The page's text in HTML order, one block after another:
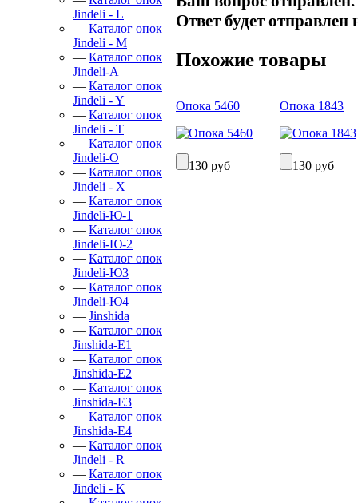
Jindeli - L
— Каталог опок
Jindeli - M
— Каталог опок
Jindeli-А
— Каталог опок
Jindeli - Y
— Каталог опок
Jindeli - Т
— Каталог опок
Jindeli-О
— Каталог опок
Jindeli - X
— Каталог опок
Jindeli-Ю-1
— Каталог опок
Jindeli-Ю-2
— Каталог опок
Jindeli-Ю3
— Каталог опок
Jindeli-Ю4
— Jinshida
— Каталог опок
Jinshida-Е1
— Каталог опок
Jinshida-Е2
— Каталог опок
Jinshida-Е3
— Каталог опок
Jinshida-Е4
— Каталог опок
Jindeli - R
— Каталог опок
Jindeli - K
Ответ будет
Похожие товары
Опока 5460
130 руб
Опока 1843
130 руб